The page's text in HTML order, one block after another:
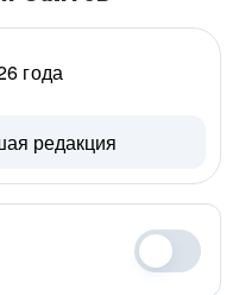
года
редакция